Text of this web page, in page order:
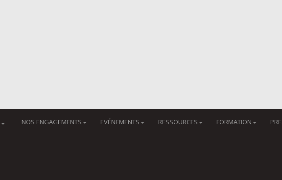
NOS ENGAGEMENTS EVÉNEMENTS RESSOURCES FORMATION